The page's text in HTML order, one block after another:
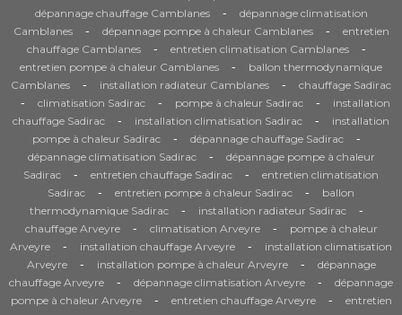
dépannage chauffage Camblanes -
dépannage climatisation
Camblanes
- dépannage pompe à chaleur Camblanes -
entretien
chauffage Camblanes
- entretien climatisation Camblanes -
entretien pompe à chaleur Camblanes -
ballon thermodynamique
Camblanes
- installation radiateur Camblanes - chauffage Sadirac
- climatisation Sadirac - pompe à chaleur Sadirac -
installation
chauffage Sadirac
- installation climatisation Sadirac -
installation
pompe à chaleur Sadirac
- dépannage chauffage Sadirac -
dépannage climatisation Sadirac -
dépannage pompe à chaleur
Sadirac
- entretien chauffage Sadirac -
entretien climatisation
Sadirac
- entretien pompe à chaleur Sadirac -
ballon
thermodynamique Sadirac
- installation radiateur Sadirac -
chauffage Arveyre - climatisation Arveyre -
pompe à chaleur
Arveyre
- installation chauffage Arveyre -
installation climatisation
Arveyre
- installation pompe à chaleur Arveyre -
dépannage
chauffage Arveyre
- dépannage climatisation Arveyre -
dépannage
pompe à chaleur Arveyre
- entretien chauffage Arveyre -
entretien